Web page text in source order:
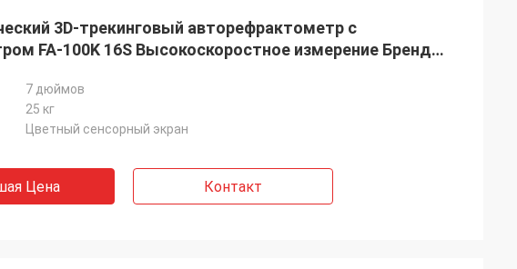
Адриан, оптически раздатчик
к встреченный с командой
все детали мы продаем
от их, превосходной
и работ.
3D-трекинговый авторефрактометр с
FA-100K 16S Высокоскоростное измерение Бренд
7 дюймов
25 кг
Цветный сенсорный экран
Цена Контакт